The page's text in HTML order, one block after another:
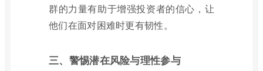
群的力量有助于增强投资者的信心，让
他们在面对困难时更有韧性。
三、警惕潜在风险与理性参与